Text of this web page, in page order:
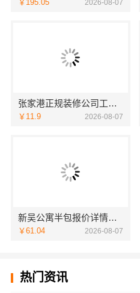
￥195.05 2026-08-07
张家港正规装修公司工程施工费用，选苏州兔哥哥智装新材料有限公司
￥11.9 2026-08-07
新吴公寓半包报价详情，无锡亿莱居装饰工程材料有限公司专业透明
￥61.04 2026-08-07
热门资讯